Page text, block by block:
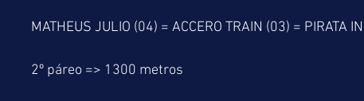
MATHEUS JULIO (04) = ACCERO TRAIN (03) = PIRATA
2º páreo => 1300 metros